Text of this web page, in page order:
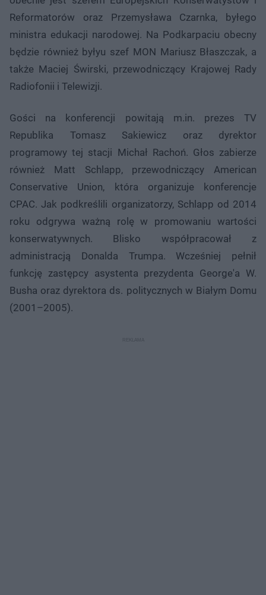
Reformatorów oraz Przemysława Czarnka, byłego
ministra edukacji narodowej. Na Podkarpaciu obecny
będzie również byłyu szef MON Mariusz Błaszczak, a
także Maciej Świrski, przewodniczący Krajowej Rady
Radiofonii i Telewizji.
Gości na konferencji powitają m.in. prezes TV
Republika Tomasz Sakiewicz oraz dyrektor
programowy tej stacji Michał Rachoń. Głos zabierze
również Matt Schlapp, przewodniczący American
Conservative Union, która organizuje konferencje
CPAC. Jak podkreślili organizatorzy, Schlapp od 2014
roku odgrywa ważną rolę w promowaniu wartości
konserwatywnych. Blisko współpracował z
administracją Donalda Trumpa. Wcześniej pełnił
funkcję zastępcy asystenta prezydenta George'a W.
Busha oraz dyrektora ds. politycznych w Białym Domu
(2001–2005).